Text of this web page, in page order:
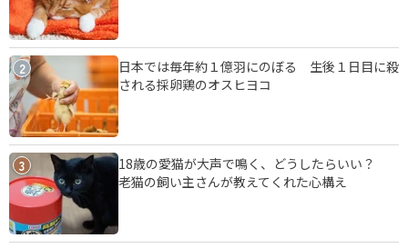
2
日本では毎年約１億羽にのぼる 生後１日目に殺
される採卵鶏のオスヒヨコ
3
18歳の愛猫が大声で鳴く、どうしたらいい？
老猫の飼い主さんが教えてくれた心構え